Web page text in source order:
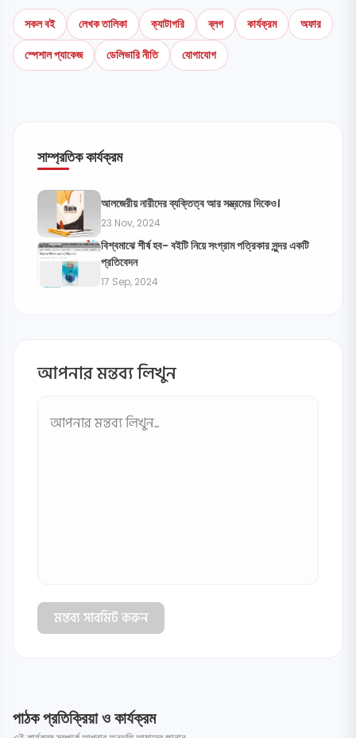
সকল বই লেখক তালিকা ক্যাটাগরি ব্লগ কার্যক্রম
অফার
স্পেশাল প্যাকেজ
ডেলিভারি নীতি যোগাযোগ
সাম্প্রতিক কার্যক্রম
আলজেরীয় নারীদের ব্যক্তিত্ব আর সম্ভ্রমের দিকেও।
23 Nov, 2024
বিশ্বমাঝে শীর্ষ হব- বইটি নিয়ে সংগ্রাম পত্রিকার সুন্দর একটি
প্রতিবেদন
17 Sep, 2024
আপনার মন্তব্য লিখুন
মন্তব্য সাবমিট করুন
পাঠক প্রতিক্রিয়া ও কার্যক্রম